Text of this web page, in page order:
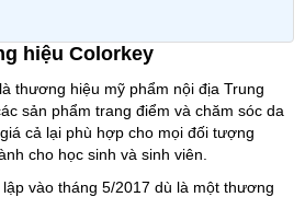
hiệu Colorkey
là thương hiệu mỹ phẩm nội địa Trung
sản phẩm trang điểm và chăm sóc da
cả lại phù hợp cho mọi đối tượng
cho học sinh và sinh viên.
vào tháng 5/2017 dù là một thương